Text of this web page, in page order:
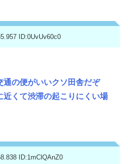
ID:0UvUv60c0
通の便がいいクソ田舎だぞ
近くて渋滞の起こりにくい場
ID:1mClQAnZ0